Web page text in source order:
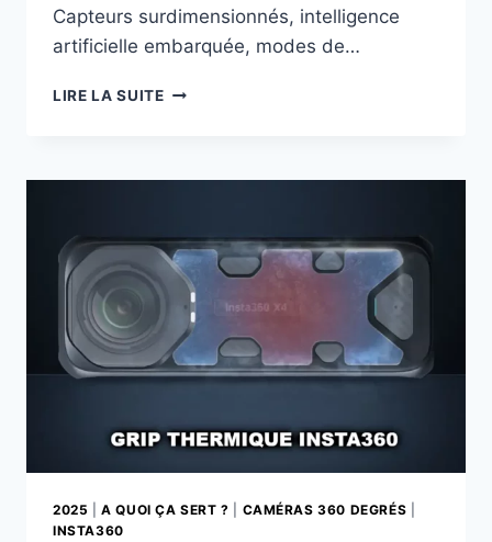
Capteurs surdimensionnés, intelligence
artificielle embarquée, modes de…
LIRE LA SUITELA
360
2025 |A QUOI ÇA SERT ? CAMÉRAS 360 DEGRÉS
INSTA360